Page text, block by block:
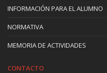
INFORMACIÓN PARA EL ALUMNO
NORMATIVA
MEMORIA DE ACTIVIDADES
CONTACTO